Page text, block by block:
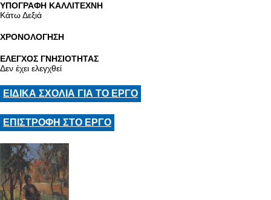
ΥΠΟΓΡΑΦΗ ΚΑΛΛΙΤΕΧΝΗ
Κάτω Δεξιά
ΧΡΟΝΟΛΟΓΗΣΗ
ΕΛΕΓΧΟΣ ΓΝΗΣΙΟΤΗΤΑΣ
Δεν έχει ελεγχθεί
ΕΙΔΙΚΑ ΣΧΟΛΙΑ ΓΙΑ ΤΟ ΕΡΓΟ
ΕΠΙΣΤΡΟΦΗ ΣΤΟ ΕΡΓΟ